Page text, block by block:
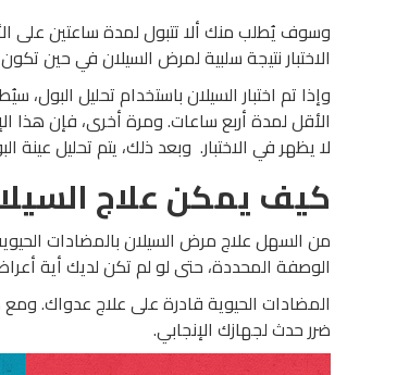
وسوف يُطلب منك ألا تتبول لمدة ساعتين على
الاختبار نتيجة سلبية لمرض السيلان في حين
وإذا تم اختبار السيلان باستخدام تحليل
الأقل لمدة أربع ساعات. ومرة أخرى، فإن هذا
لا يظهر في الاختبار. وبعد ذلك، يتم تحليل
كيف يمكن علاج
من السهل علاج مرض السيلان بالمضادات
الوصفة المحددة، حتى لو لم تكن لديك أية
المضادات الحيوية قادرة على علاج عدواك.
ضرر حدث لجهازك الإنجابي.